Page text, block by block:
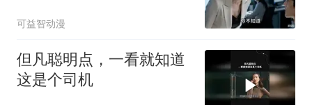
可益智动漫
但凡聪明点，一看就知道
这是个司机